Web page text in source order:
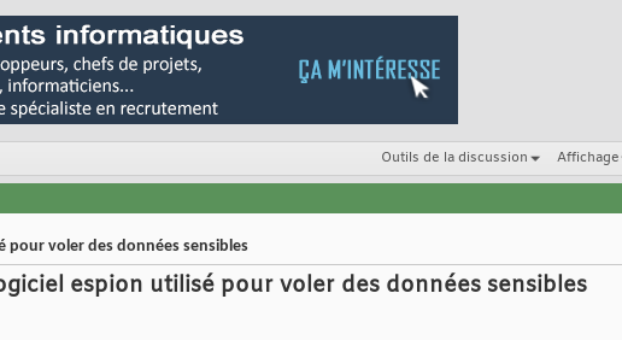
Outils de la discussion Affichage
pour voler des données sensibles
espion utilisé pour voler des données sensibles